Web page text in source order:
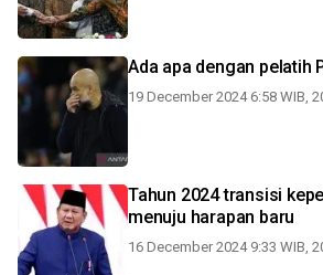
Ada apa dengan pelatih
19 December 2024 6:58 WIB,
Tahun 2024 transisi
menuju harapan baru
16 December 2024 9:33 WIB,